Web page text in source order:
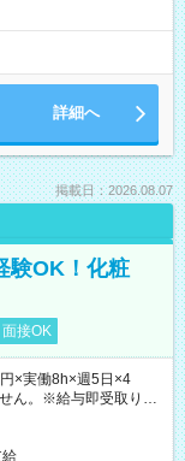
詳細へ
掲載日：2026.08.07
験OK！化粧
接OK
×実働8h×週5日×4
ん。※給与即受取りサ